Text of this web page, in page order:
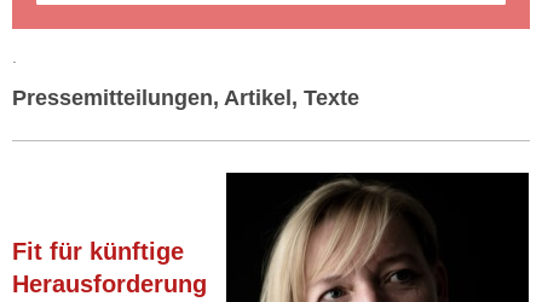
.
Pressemitteilungen, Artikel, Texte
Fit für künftige
Herausforderung